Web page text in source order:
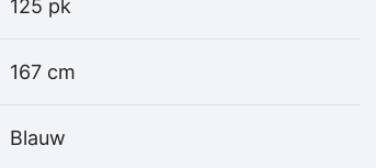
125 pk
167 cm
Blauw